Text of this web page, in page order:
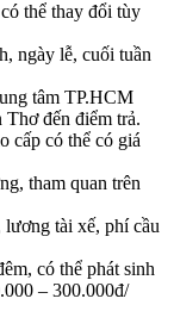
thể thay đổi tùy
ngày lễ, cuối tuần
tâm TP.HCM
Thơ đến điểm trả.
cấp có thể có giá
tham quan trên
tài xế, phí cầu
có thể phát sinh
– 300.000đ/